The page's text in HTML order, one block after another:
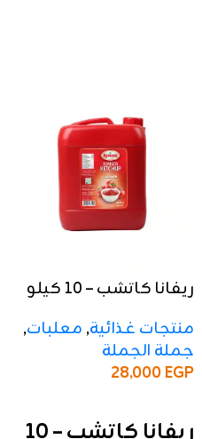
ريفانا كاتشب – 10 كيلو
منتجات غذائية, معلبات,
جملة الجملة
28,000EGP